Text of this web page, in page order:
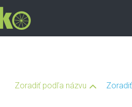
Zoradiť podľa názvu